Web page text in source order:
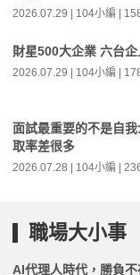
2026.07.29 | 104小編 |
財星500大企業 六台企
2026.07.29 | 104小編 |
面試最重要的不是自
取率差很多
2026.07.28 | 104小編 |
職場大小事
AI代理人時代，勝負